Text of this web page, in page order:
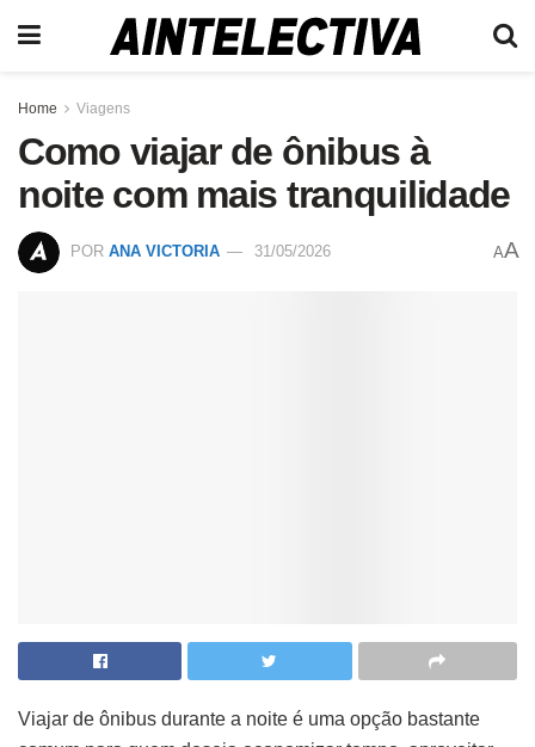
Home Viagens
Como viajar de ônibus à
noite com mais tranquilidade
POR ANA VICTORIA 31/05/2026 AA
Viajar de ônibus durante a noite é uma opção bastante